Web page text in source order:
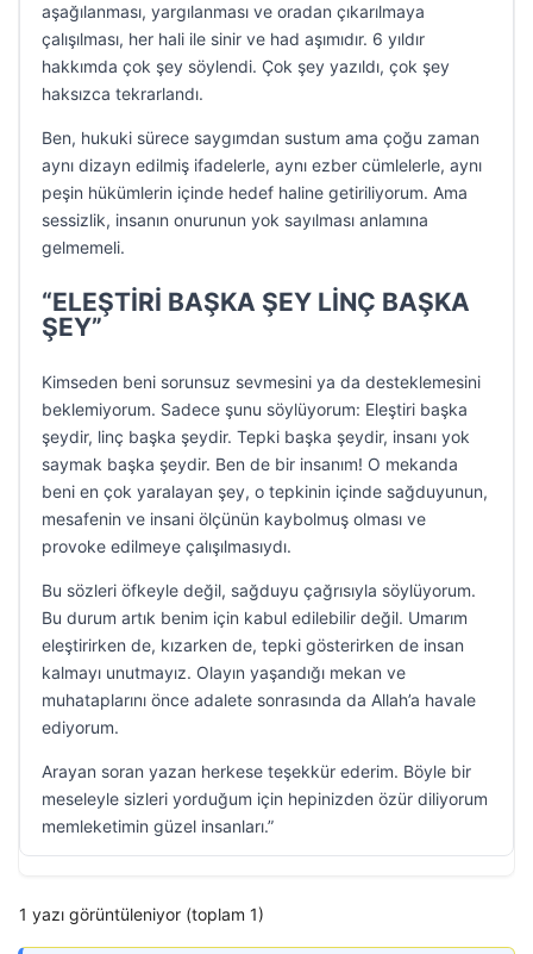
aşağılanması, yargılanması ve oradan çıkarılmaya
çalışılması, her hali ile sinir ve had aşımıdır. 6 yıldır
hakkımda çok şey söylendi. Çok şey yazıldı, çok şey
haksızca tekrarlandı.
Ben, hukuki sürece saygımdan sustum ama çoğu zaman
aynı dizayn edilmiş ifadelerle, aynı ezber cümlelerle, aynı
peşin hükümlerin içinde hedef haline getiriliyorum. Ama
sessizlik, insanın onurunun yok sayılması anlamına
gelmemeli.
“ELEŞTİRİ BAŞKA ŞEY LİNÇ BAŞKA
ŞEY”
Kimseden beni sorunsuz sevmesini ya da desteklemesini
beklemiyorum. Sadece şunu söylüyorum: Eleştiri başka
şeydir, linç başka şeydir. Tepki başka şeydir, insanı yok
saymak başka şeydir. Ben de bir insanım! O mekanda
beni en çok yaralayan şey, o tepkinin içinde sağduyunun,
mesafenin ve insani ölçünün kaybolmuş olması ve
provoke edilmeye çalışılmasıydı.
Bu sözleri öfkeyle değil, sağduyu çağrısıyla söylüyorum.
Bu durum artık benim için kabul edilebilir değil. Umarım
eleştirirken de, kızarken de, tepki gösterirken de insan
kalmayı unutmayız. Olayın yaşandığı mekan ve
muhataplarını önce adalete sonrasında da Allah’a havale
ediyorum.
Arayan soran yazan herkese teşekkür ederim. Böyle bir
meseleyle sizleri yorduğum için hepinizden özür diliyorum
memleketimin güzel insanları.”
1 yazı görüntüleniyor (toplam 1)